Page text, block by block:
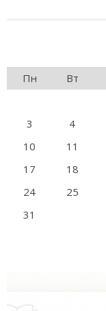
Пн
Вт
3
4
10
11
17
18
24
25
31